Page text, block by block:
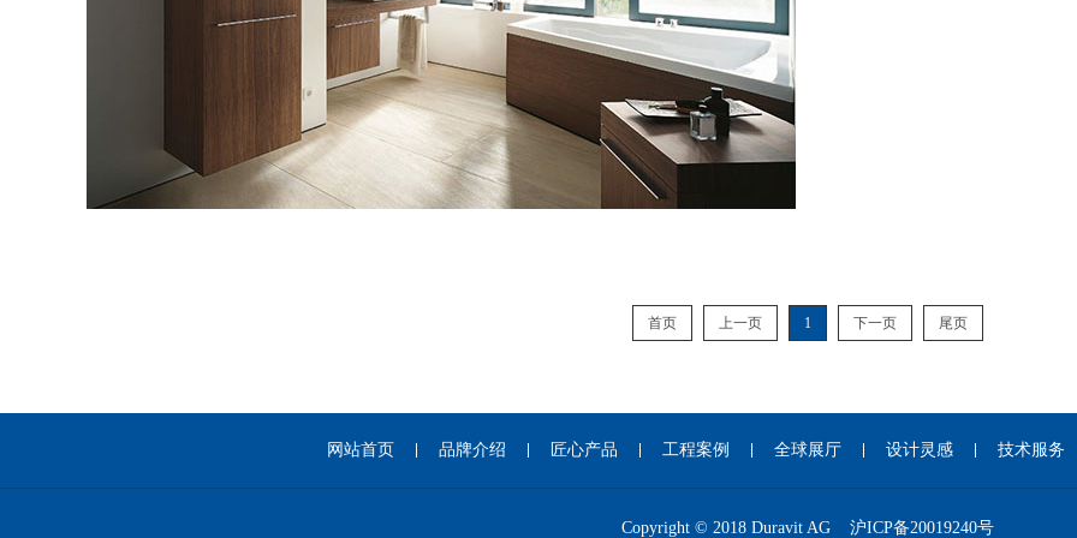
首页 上一页 1 下一页 尾页
网站首页 品牌介绍 匠心产品 工程案例 全球展厅 设计灵感 技术服务
Copyright © 2018 Duravit AG 沪ICP备20019240号